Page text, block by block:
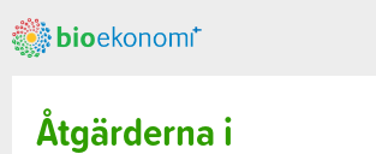
Åtgärderna i